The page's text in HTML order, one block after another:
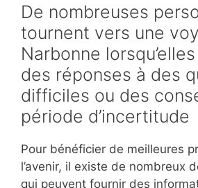
De nombreuses
tournent vers une
Narbonne
des réponses à des
difficiles ou des
période d’incertitude
Pour bénéficier de meilleures
l’avenir, il existe de nombreux
qui peuvent fournir des